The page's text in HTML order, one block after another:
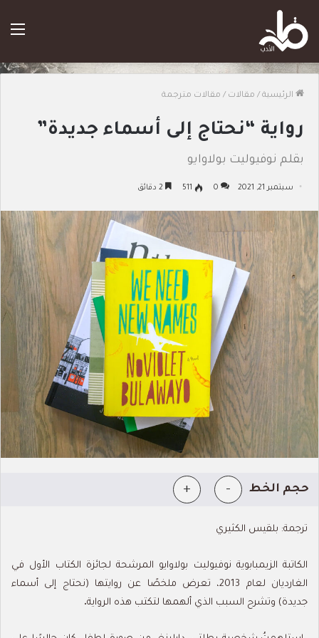
الرئيسية / مقالات / مقالات مترجمة
رواية “نحتاج إلى أسماء جديدة”
بقلم نوفيوليت بولاوايو
سبتمبر 21, 2021 0
511
حجم الخط -
+
ترجمة: بلقيس الكثيري
الكاتبة الزيمبابوية نوفيوليت بولاوايو المرشحة لجائزة الكتاب الأول في
الغارديان لعام 2013، تعرض ملخصًا عن روايتها (نحتاج إلى أسماء
جديدة) وتشرح السبب الذي ألهمها لتكتب هذه الرواية.